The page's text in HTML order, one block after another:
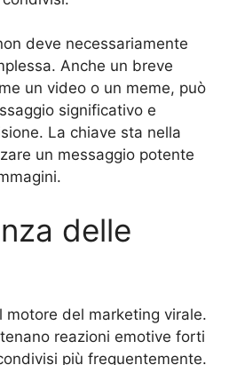
deve necessariamente
Anche un breve
un video o un meme, può
significativo e
La chiave sta nella
un messaggio potente
delle
motore del marketing virale.
reazioni emotive forti
più frequentemente.